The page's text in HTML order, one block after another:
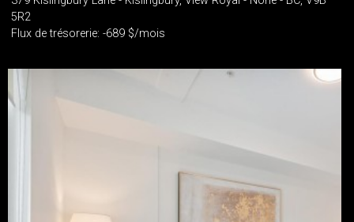
5R2
Flux de trésorerie: -689 $/mois